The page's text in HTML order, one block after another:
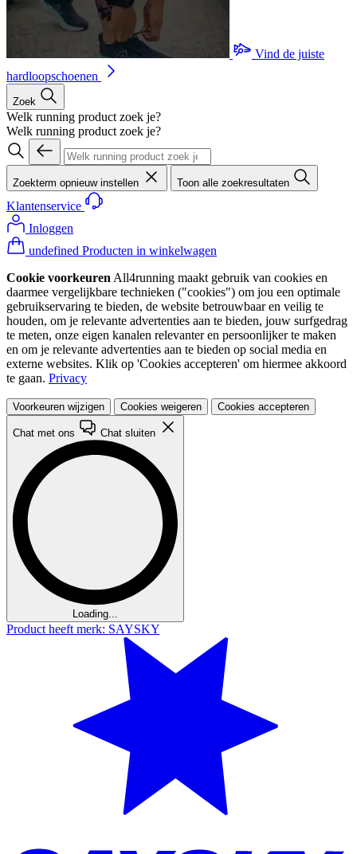
Vind de juiste
hardloopschoenen
Zoek
Welk running product zoek je?
Welk running product zoek je?
Zoekterm opnieuw instellen Toon alle zoekresultaten
Klantenservice
Inloggen
undefined Producten in winkelwagen
Cookie voorkeuren All4running maakt gebruik van cookies en
daarmee vergelijkbare technieken ("cookies") om jou een optimale
gebruikservaring te bieden, de website betrouwbaar en veilig te
houden, om je relevante advertenties aan te bieden, jouw surfgedrag
te meten, onze eigen kanalen relevanter en persoonlijker te maken
en om je relevante advertenties aan te bieden op social media en
externe websites. Klik op 'Cookies accepteren' om hiermee akkoord
te gaan. Privacy
Voorkeuren wijzigen Cookies weigeren Cookies accepteren
Chat met ons Chat sluiten
Loading...
Product heeft merk: SAYSKY